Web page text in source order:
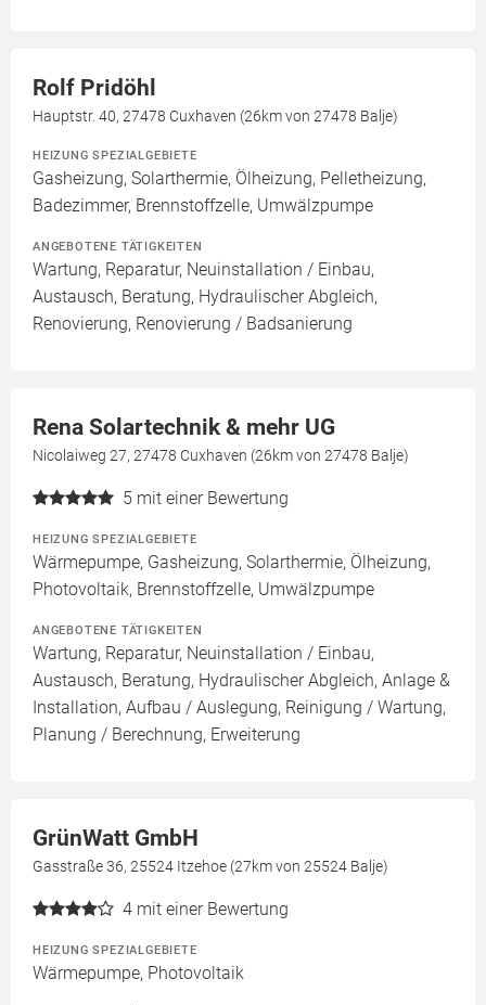
Rolf Pridöhl
Hauptstr. 40, 27478 Cuxhaven (26km von 27478 Balje)
HEIZUNG SPEZIALGEBIETE
Gasheizung, Solarthermie, Ölheizung, Pelletheizung,
Badezimmer, Brennstoffzelle, Umwälzpumpe
ANGEBOTENE TÄTIGKEITEN
Wartung, Reparatur, Neuinstallation / Einbau,
Austausch, Beratung, Hydraulischer Abgleich,
Renovierung, Renovierung / Badsanierung
Rena Solartechnik & mehr UG
Nicolaiweg 27, 27478 Cuxhaven (26km von 27478 Balje)
5 mit einer Bewertung
HEIZUNG SPEZIALGEBIETE
Wärmepumpe, Gasheizung, Solarthermie, Ölheizung,
Photovoltaik, Brennstoffzelle, Umwälzpumpe
ANGEBOTENE TÄTIGKEITEN
Wartung, Reparatur, Neuinstallation / Einbau,
Austausch, Beratung, Hydraulischer Abgleich, Anlage &
Installation, Aufbau / Auslegung, Reinigung / Wartung,
Planung / Berechnung, Erweiterung
GrünWatt GmbH
Gasstraße 36, 25524 Itzehoe (27km von 25524 Balje)
4 mit einer Bewertung
HEIZUNG SPEZIALGEBIETE
Wärmepumpe, Photovoltaik